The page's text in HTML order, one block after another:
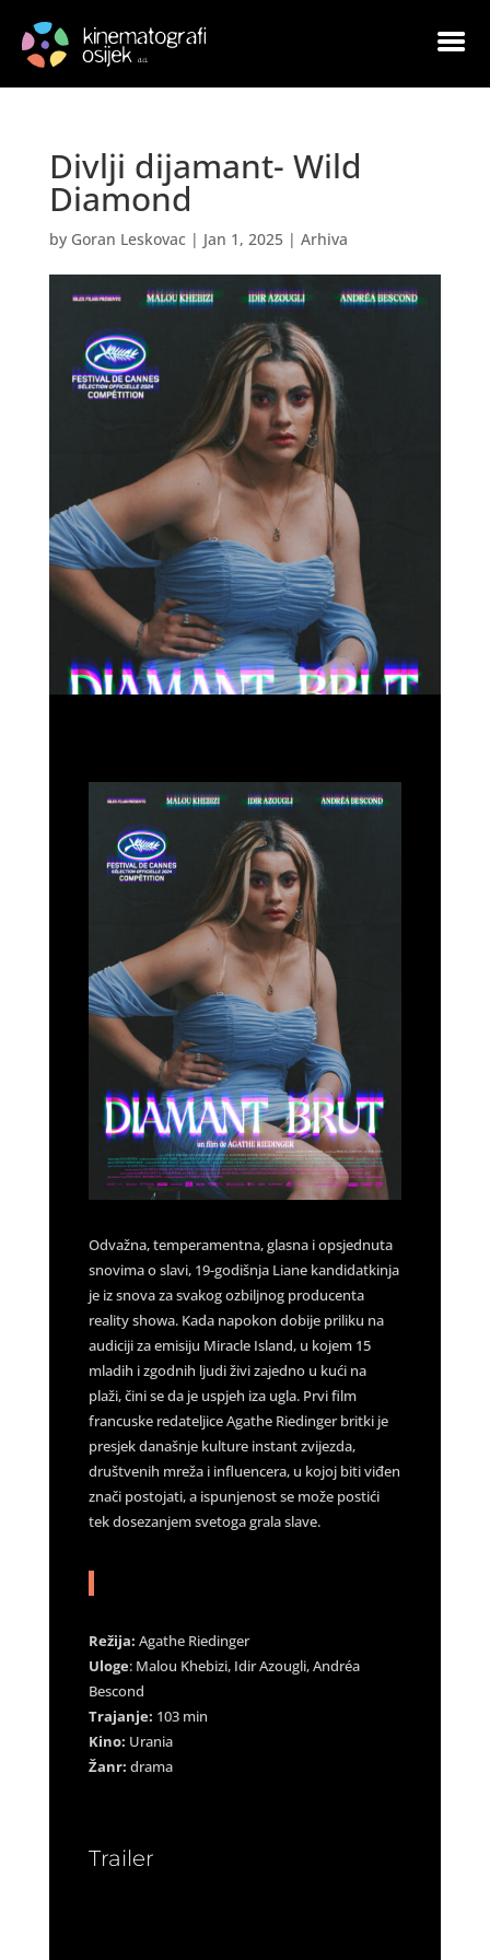
Divlji dijamant- Wild
Diamond
by Goran Leskovac| Jan 1, 2025| Arhiva
Odvažna, temperamentna, glasna i opsjednuta
snovima o slavi, 19-godišnja Liane kandidatkinja
je iz snova za svakog ozbiljnog producenta
reality showa. Kada napokon dobije priliku na
audiciji za emisiju Miracle Island, u kojem 15
mladih i zgodnih ljudi živi zajedno u kući na
plaži, čini se da je uspjeh iza ugla. Prvi film
francuske redateljice Agathe Riedinger britki je
presjek današnje kulture instant zvijezda,
društvenih mreža i influencera, u kojoj biti viđen
znači postojati, a ispunjenost se može postići
tek dosezanjem svetoga grala slave.
Režija: Agathe Riedinger
Uloge: Malou Khebizi, Idir Azougli, Andréa
Bescond
Trajanje: 103 min
Kino: Urania
Žanr: drama
Trailer